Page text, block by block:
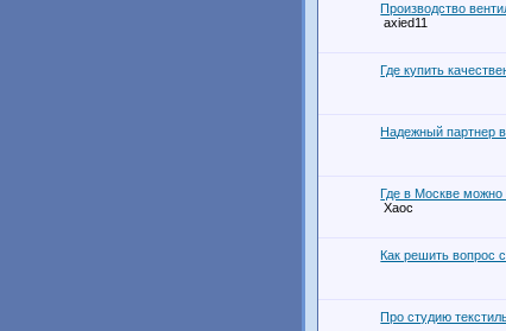
Производство
axied11
Где купить
Надежный партнер
Где в Москве
Хаос
Как решить вопрос
Про студию